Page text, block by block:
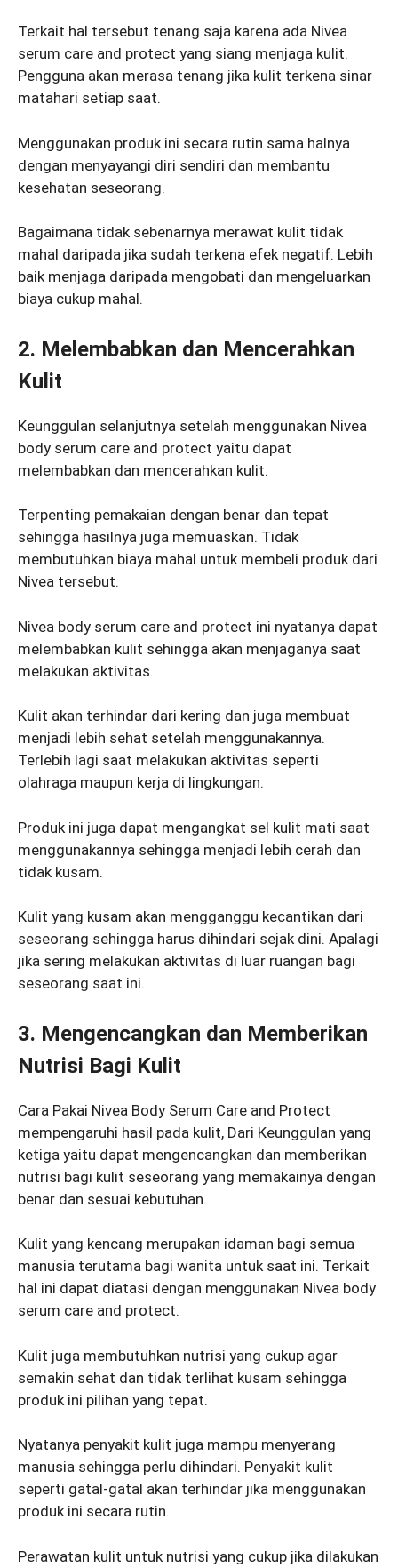
Terkait hal tersebut tenang saja karena ada Nivea
serum care and protect yang siang menjaga kulit.
Pengguna akan merasa tenang jika kulit terkena sinar
matahari setiap saat.
Menggunakan produk ini secara rutin sama halnya
dengan menyayangi diri sendiri dan membantu
kesehatan seseorang.
Bagaimana tidak sebenarnya merawat kulit tidak
mahal daripada jika sudah terkena efek negatif. Lebih
baik menjaga daripada mengobati dan mengeluarkan
biaya cukup mahal.
2. Melembabkan dan Mencerahkan
Kulit
Keunggulan selanjutnya setelah menggunakan Nivea
body serum care and protect yaitu dapat
melembabkan dan mencerahkan kulit.
Terpenting pemakaian dengan benar dan tepat
sehingga hasilnya juga memuaskan. Tidak
membutuhkan biaya mahal untuk membeli produk dari
Nivea tersebut.
Nivea body serum care and protect ini nyatanya dapat
melembabkan kulit sehingga akan menjaganya saat
melakukan aktivitas.
Kulit akan terhindar dari kering dan juga membuat
menjadi lebih sehat setelah menggunakannya.
Terlebih lagi saat melakukan aktivitas seperti
olahraga maupun kerja di lingkungan.
Produk ini juga dapat mengangkat sel kulit mati saat
menggunakannya sehingga menjadi lebih cerah dan
tidak kusam.
Kulit yang kusam akan mengganggu kecantikan dari
seseorang sehingga harus dihindari sejak dini. Apalagi
jika sering melakukan aktivitas di luar ruangan bagi
seseorang saat ini.
3. Mengencangkan dan Memberikan
Nutrisi Bagi Kulit
Cara Pakai Nivea Body Serum Care and Protect
mempengaruhi hasil pada kulit, Dari Keunggulan yang
ketiga yaitu dapat mengencangkan dan memberikan
nutrisi bagi kulit seseorang yang memakainya dengan
benar dan sesuai kebutuhan.
Kulit yang kencang merupakan idaman bagi semua
manusia terutama bagi wanita untuk saat ini. Terkait
hal ini dapat diatasi dengan menggunakan Nivea body
serum care and protect.
Kulit juga membutuhkan nutrisi yang cukup agar
semakin sehat dan tidak terlihat kusam sehingga
produk ini pilihan yang tepat.
Nyatanya penyakit kulit juga mampu menyerang
manusia sehingga perlu dihindari. Penyakit kulit
seperti gatal-gatal akan terhindar jika menggunakan
produk ini secara rutin.
Perawatan kulit untuk nutrisi yang cukup jika dilakukan